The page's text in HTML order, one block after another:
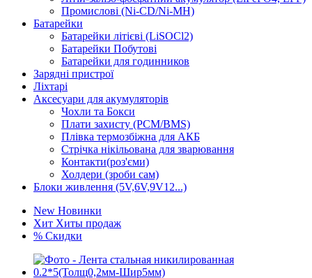
Промислові (Ni-CD/Ni-MH)
Батарейки
Батарейки літієві (LiSOCl2)
Батарейки Побутові
Батарейки для годинников
Зарядні пристрої
Ліхтарі
Аксесуари для акумуляторів
Чохли та Бокси
Плати захисту (PCM/BMS)
Плівка термозбіжна для АКБ
Стрічка нікільована для зварювання
Контакти(роз'єми)
Холдери (зроби сам)
Блоки живлення (5V,6V,9V12...)
New Новинки
Хит Хиты продаж
% Скидки